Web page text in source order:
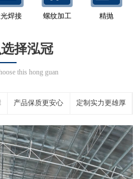
焊接 螺纹加工 精抛
择泓冠
this hong guan
产品保质更安心 定制实力更雄厚